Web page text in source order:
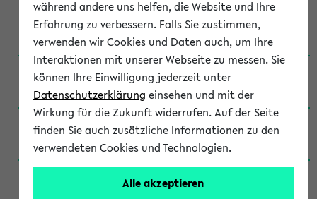
Anglistik: British and American Studies / B.A.
(Einschreibung bis WiSe 16/17)
Anglistik: British and American Studies / B.A.
(Einschreibung bis SoSe 2015)
Anglistik: British and American Studies / B.A.
(Einschreibung bis SoSe 2013)
Anglistik: British and American Studies / Ba
(Einschreibung bis SoSe 2011)
während andere uns helfen, die Website und Ihre
Erfahrung zu verbessern. Falls Sie zustimmen,
verwenden wir Cookies und Daten auch, um Ihre
Interaktionen mit unserer Webseite zu messen. Sie
können Ihre Einwilligung jederzeit unter
Datenschutzerklärung einsehen und mit der
Wirkung für die Zukunft widerrufen. Auf der Seite
finden Sie auch zusätzliche Informationen zu den
verwendeten Cookies und Technologien.
Alle akzeptieren